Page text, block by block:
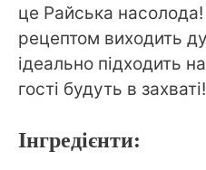
це Райська
рецептом виходить
ідеально підходить
гості будуть в захваті!
Інгредієнти: